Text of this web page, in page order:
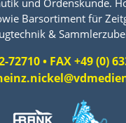
Barsortiment für
&
72710 • FAX +49 (0)